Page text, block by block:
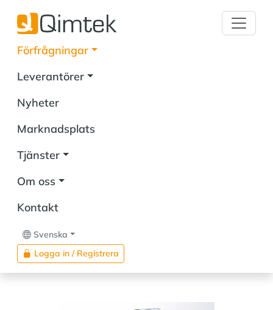
Förfrågningar
Leverantörer
Nyheter
Marknadsplats
Tjänster
Om oss
Kontakt
Svenska
Logga in / Registrera